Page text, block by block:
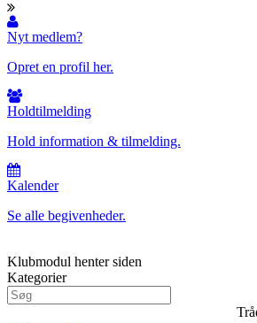
Nyt medlem?
Opret en profil her.
Holdtilmelding
Hold information & tilmelding.
Kalender
Se alle begivenheder.
Klubmodul henter siden
Kategorier